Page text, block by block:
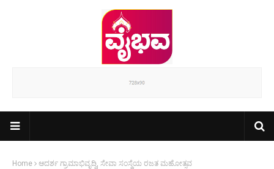
Home ಆದರ್ಶ ಗ್ರಾಮಾಭಿವೃದ್ಧಿ, ಸೇವಾ ಸಂಸ್ಥೆಯ ರಜತ ಮಹೋತ್ಸವ